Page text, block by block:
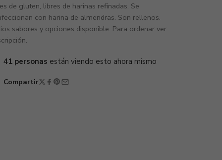
de gluten, libres de harinas refinadas. Se
con harina de almendras. Son rellenos.
sabores y opciones disponible. Para ordenar ver
41 personas están viendo esto ahora mismo